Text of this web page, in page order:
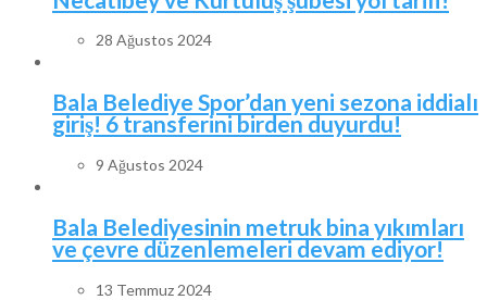
28 Ağustos 2024
Bala Belediye Spor’dan yeni sezona iddialı
giriş! 6 transferini birden duyurdu!
9 Ağustos 2024
Bala Belediyesinin metruk bina yıkımları
ve çevre düzenlemeleri devam ediyor!
13 Temmuz 2024